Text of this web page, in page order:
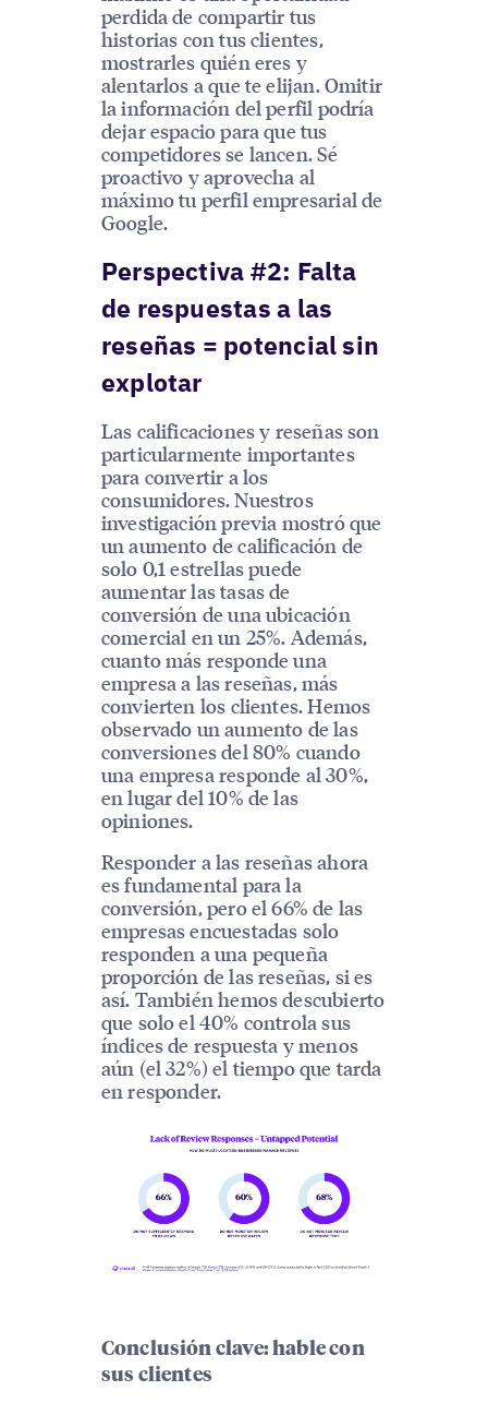
perdida de compartir tus
historias con tus clientes,
mostrarles quién eres y
alentarlos a que te elijan. Omitir
la información del perfil podría
dejar espacio para que tus
competidores se lancen. Sé
proactivo y aprovecha al
máximo tu perfil empresarial de
Google.
Perspectiva #2: Falta
de respuestas a las
reseñas = potencial sin
explotar
Las calificaciones y reseñas son
particularmente importantes
para convertir a los
consumidores. Nuestros
investigación previa mostró que
un aumento de calificación de
solo 0,1 estrellas puede
aumentar las tasas de
conversión de una ubicación
comercial en un 25%. Además,
cuanto más responde una
empresa a las reseñas, más
convierten los clientes. Hemos
observado un aumento de las
conversiones del 80% cuando
una empresa responde al 30%,
en lugar del 10% de las
opiniones.
Responder a las reseñas ahora
es fundamental para la
conversión, pero el 66% de las
empresas encuestadas solo
responden a una pequeña
proporción de las reseñas, si es
así. También hemos descubierto
que solo el 40% controla sus
índices de respuesta y menos
aún (el 32%) el tiempo que tarda
en responder.
Conclusión clave: hable con
sus clientes